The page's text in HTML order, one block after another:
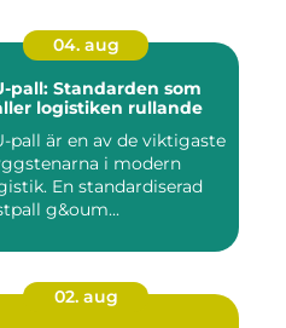
04. aug
pall: Standarden som
logistiken rullande
pall är en av de viktigaste
i modern
En standardiserad
g&oum...
02. aug